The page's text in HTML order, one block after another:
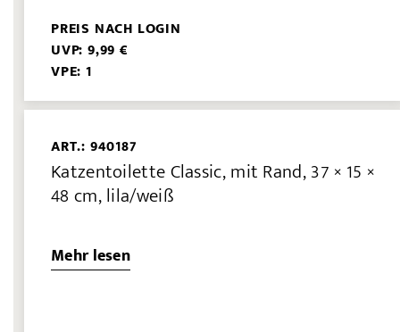
PREIS NACH LOGIN
UVP: 9,99 €
VPE: 1
ART.: 940187
Katzentoilette Classic, mit Rand, 37 × 15 ×
48 cm, lila/weiß
Mehr lesen